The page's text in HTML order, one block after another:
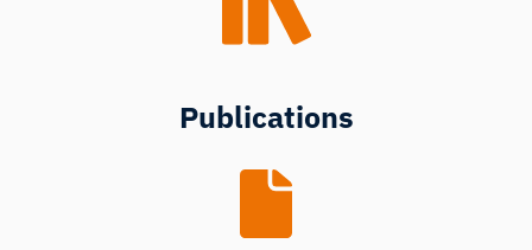
Publications